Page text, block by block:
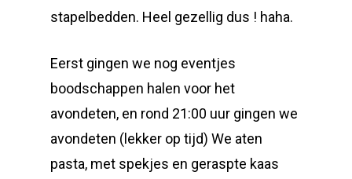
stapelbedden. Heel gezellig dus ! haha.
Eerst gingen we nog eventjes
boodschappen halen voor het
avondeten, en rond 21:00 uur gingen we
avondeten (lekker op tijd) We aten
pasta, met spekjes en geraspte kaas